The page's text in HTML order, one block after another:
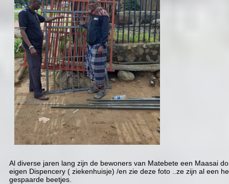
Al diverse jaren lang zijn de bewoners van Matebete een Maasai
eigen Dispencery ( ziekenhuisje) /en zie deze foto ..ze zijn al een
gespaarde beetjes.